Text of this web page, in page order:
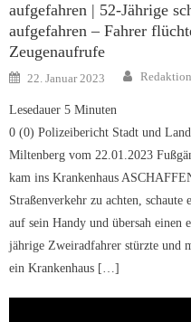
aufgefahren | 52-Jährige
aufgefahren – Fahrer
Zeugenaufrufe
Posted
on
22. Januar 2023 Author
Lesedauer 5 Minuten
0 (0) Polizeibericht Stadt und
Miltenberg vom 22.01.2023
kam ins Krankenhaus
Straßenverkehr zu achten,
auf sein Handy und übersah einen
jährige Zweiradfahrer stürzte und
ein Krankenhaus […]